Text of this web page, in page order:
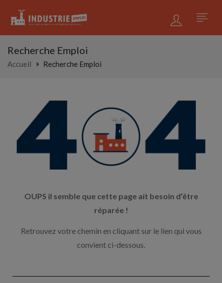
Recherche Emploi
Accueil Recherche Emploi
OUPS il semble que cette page ait besoin d’être
réparée !
Retrouvez votre chemin en cliquant sur le lien qui vous
convient ci-dessous.